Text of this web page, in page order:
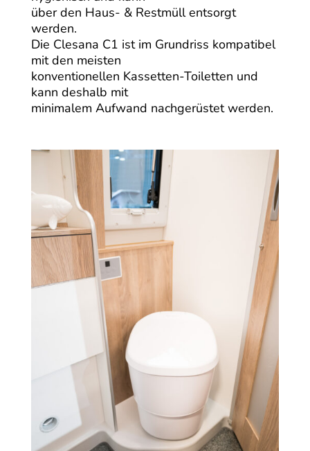
über den Haus- & Restmüll entsorgt
werden.
Die Clesana C1 ist im Grundriss kompatibel
mit den meisten
konventionellen Kassetten-Toiletten und
kann deshalb mit
minimalem Aufwand nachgerüstet werden.